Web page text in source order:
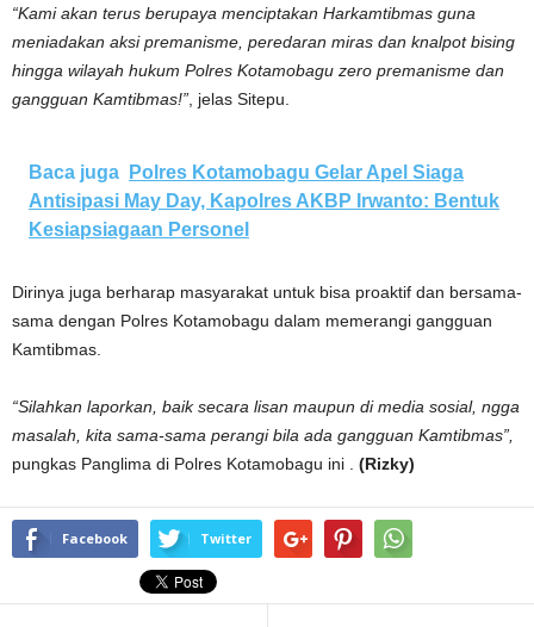
“Kami akan terus berupaya menciptakan Harkamtibmas guna
meniadakan aksi premanisme, peredaran miras dan knalpot bising
hingga wilayah hukum Polres Kotamobagu zero premanisme dan
gangguan Kamtibmas!” , jelas Sitepu.
Baca juga
Polres Kotamobagu Gelar Apel Siaga
Antisipasi May Day, Kapolres AKBP Irwanto: Bentuk
Kesiapsiagaan Personel
Dirinya juga berharap masyarakat untuk bisa proaktif dan bersama-
sama dengan Polres Kotamobagu dalam memerangi gangguan
Kamtibmas.
“Silahkan laporkan, baik secara lisan maupun di media sosial, ngga
masalah, kita sama-sama perangi bila ada gangguan Kamtibmas”,
pungkas Panglima di Polres Kotamobagu ini . (Rizky)
Facebook Twitter